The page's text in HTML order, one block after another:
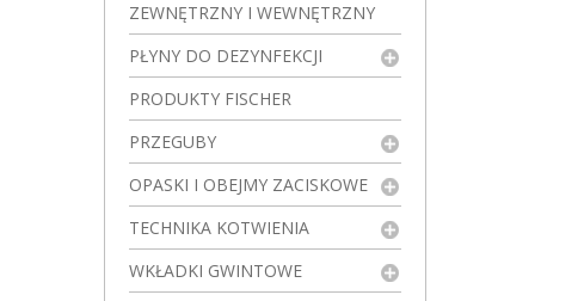
ZEWNĘTRZNY I WEWNĘTRZNY
PŁYNY DO DEZYNFEKCJI
PRODUKTY FISCHER
PRZEGUBY
OPASKI I OBEJMY ZACISKOWE
TECHNIKA KOTWIENIA
WKŁADKI GWINTOWE